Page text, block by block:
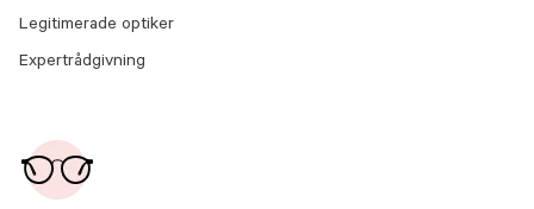
Legitimerade optiker
Expertrådgivning